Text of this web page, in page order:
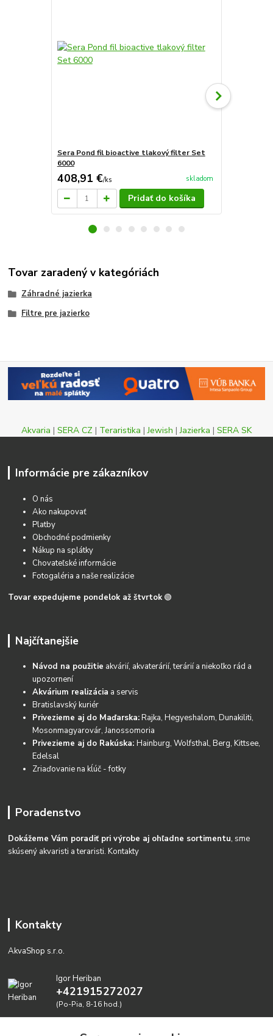
Sera Pond fil bioactive tlakový filter Set
6000
408,91 €/ks skladom
Pridať do košíka
Tovar zaradený v kategóriách
Záhradné jazierka
Filtre pre jazierko
Akvaria | SERA CZ | Teraristika |Jewish |Jazierka | SERA SK
Informácie pre zákazníkov
O nás
Ako nakupovať
Platby
Obchodné podmienky
Nákup na splátky
Chovateľské informácie
Fotogaléria a naše realizácie
Tovar expedujeme pondelok až štvrtok 🟢
Najčítanejšie
Návod na použitie akvárií, akvaterárií, terárií a niekoľko rád a
upozornení
Akvárium realizácia a servis
Bratislavský kuriér
Privezieme aj do Maďarska:Rajka, Hegyeshalom, Dunakiliti,
Mosonmagyarovár, Janossomoria
Privezieme aj do Rakúska:Hainburg, Wolfsthal, Berg, Kittsee,
Edelsal
Zriaďovanie na kĺúč - fotky
Poradenstvo
Dokážeme Vám poradiť pri výrobe aj ohľadne sortimentu, sme
skúsený akvaristi a teraristi.Kontakty
Kontakty
AkvaShop s.r.o.
Igor Heriban
+421915272027
(Po-Pia, 8-16 hod.)